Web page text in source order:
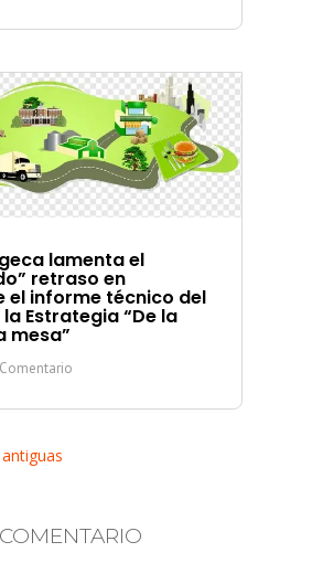
lamenta el
retraso en
el informe técnico del
Estrategia “De la
mesa”